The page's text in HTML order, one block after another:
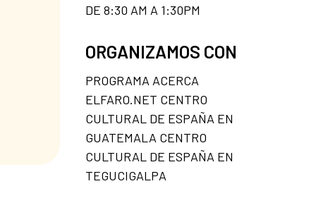
DE 8:30 AM A 1:30PM
ORGANIZAMOS CON
PROGRAMA ACERCA
ELFARO.NET CENTRO
CULTURAL DE ESPAÑA EN
GUATEMALA CENTRO
CULTURAL DE ESPAÑA EN
TEGUCIGALPA